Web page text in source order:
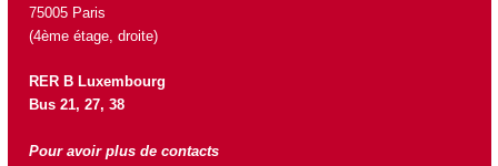
75005 Paris
(4ème étage, droite)
RER B Luxembourg
Bus 21, 27, 38
Pour avoir plus de contacts